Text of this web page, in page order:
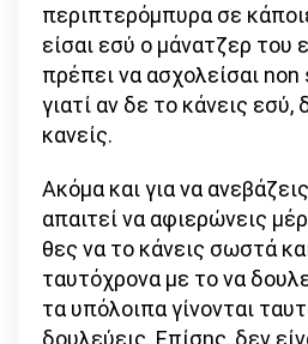
περιπτερόμπυρα σε
είσαι εσύ ο μάνατζερ του
πρέπει να ασχολείσαι
γιατί αν δε το κάνεις εσύ,
κανείς.
Ακόμα και για να
απαιτεί να αφιερώνεις
θες να το κάνεις σωστά
ταυτόχρονα με το να
τα υπόλοιπα γίνονται
δουλεύεις. Επίσης, δεν